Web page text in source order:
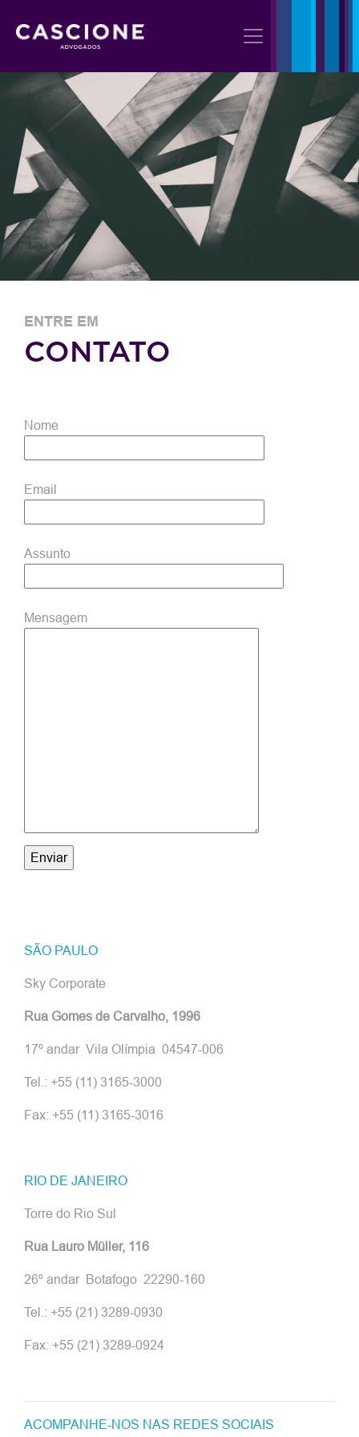
ENTRE EM
CONTATO
Nome
Email
Assunto
Mensagem
SÃO PAULO
Sky Corporate
Rua Gomes de Carvalho, 1996
17º andar Vila Olímpia 04547-006
Tel.: +55 (11) 3165-3000
Fax: +55 (11) 3165-3016
RIO DE JANEIRO
Torre do Rio Sul
Rua Lauro Müller, 116
26º andar Botafogo 22290-160
Tel.: +55 (21) 3289-0930
Fax: +55 (21) 3289-0924
ACOMPANHE-NOS NAS REDES SOCIAIS